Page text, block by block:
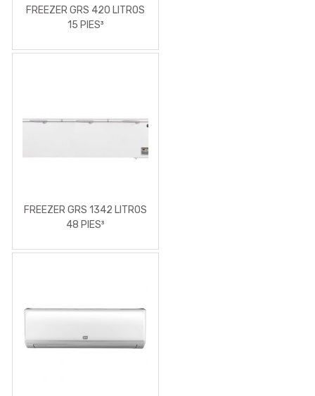
FREEZER GRS 420 LITROS
15 PIES³
FREEZER GRS 1342 LITROS
48 PIES³